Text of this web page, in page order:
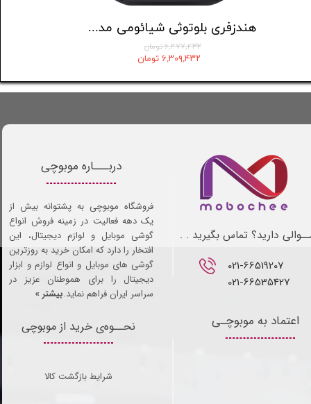
هندزفری بلوتوثی شیائومی مدل Redmi buds 5
۶,۴۷۷,۴۳۲ تومان
۶,۳۰۹,۴۳۲ تومان
021-66519207​​​​​​​
021-66535427
دارید؟ تماس بگیرید . .
نحــوه‌ی خرید از موبوچی
شرایط بازگشت کالا
اعتماد به موبوچـی
دربـــاره موبوچی
فروشگاه موبوچی به پشتوانه بیش از
یک دهه فعالیت در زمینه فروش انواع
گوشی موبایل و لوازم دیجیتال، این
افتخار را دارد که امکان خرید به روزترین
گوشی های موبایل و انواع لوازم و ابزار
دیجیتال را برای هموطنان عزیز در
سراسر ایران فراهم نماید.بیشتر »